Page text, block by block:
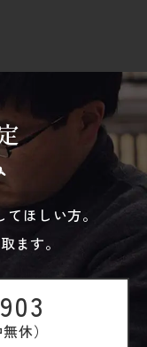
ほしい方。
ます。
休）